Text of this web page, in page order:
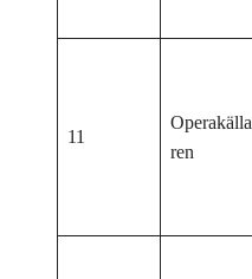
11
Operakälla
ren